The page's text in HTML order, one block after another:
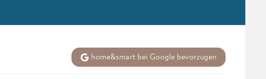
home&smart bei Google bevorzugen